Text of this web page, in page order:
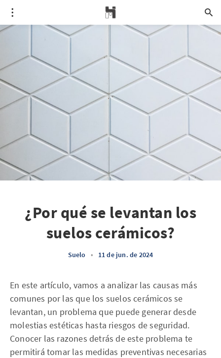
¿Por qué se levantan los
suelos cerámicos?
Suelo • 11 de jun. de 2024
En este artículo, vamos a analizar las causas más
comunes por las que los suelos cerámicos se
levantan, un problema que puede generar desde
molestias estéticas hasta riesgos de seguridad.
Conocer las razones detrás de este problema te
permitirá tomar las medidas preventivas necesarias